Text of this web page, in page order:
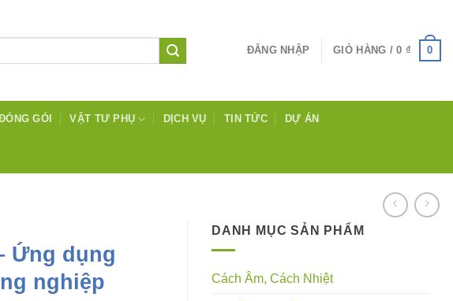
ĐĂNG NHẬP GIỎ HÀNG /0 ₫ 0
GÓI VẬT TƯ PHỤ DỊCH VỤ TIN TỨC DỰ ÁN
DANH MỤC SẢN PHẨM
Cách Âm, Cách Nhiệt
Ứng dụng
nghiệp